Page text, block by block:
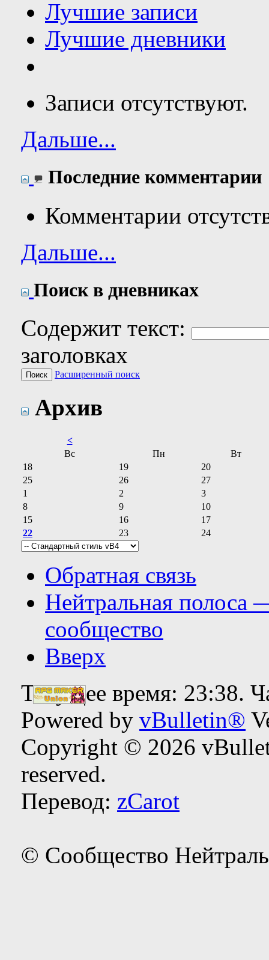
Лучшие записи
Лучшие дневники
Записи отсутствуют.
Дальше...
Последние комментарии
Комментарии
Дальше...
Поиск в дневниках
Содержит текст:
заголовках
Расширенный поиск
Архив
<
Вс
Пн
Вт
18
19
20
25
26
27
1
2
3
8
9
10
15
16
17
22
23 24
Обратная связь
Нейтральная полоса
сообщество
Вверх
Текущее время: 23:38.
Powered by vBulletin®
Copyright © 2026
reserved.
Перевод: zCarot
© Сообщество